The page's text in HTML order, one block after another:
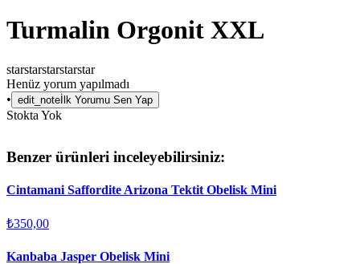
Turmalin Orgonit XXL
starstarstarstarstar
Henüz yorum yapılmadı
• edit_note İlk Yorumu Sen Yap
Stokta Yok
Benzer ürünleri inceleyebilirsiniz:
Cintamani Saffordite Arizona Tektit Obelisk Mini
₺350,00
Kanbaba Jasper Obelisk Mini